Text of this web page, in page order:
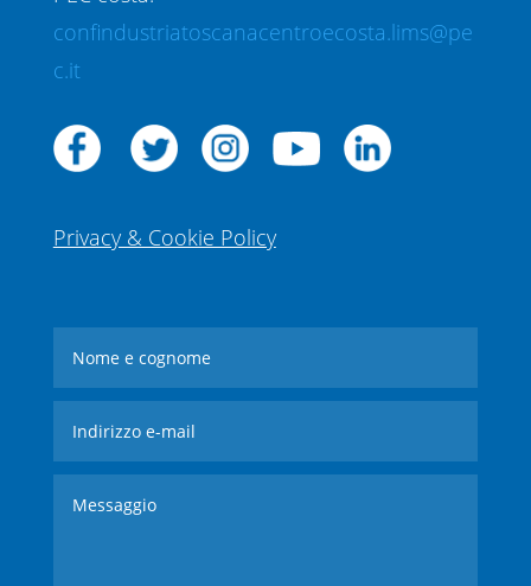
confindustriatoscanacentroecosta.lims@pe
c.it
Privacy & Cookie Policy